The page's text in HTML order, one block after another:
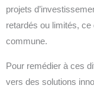
projets
retardés ou limités,
commune.
Pour remédier à ces
vers des solutions